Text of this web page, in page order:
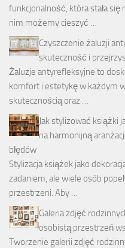
funkcjonalność, która stała
nim możemy cieszyć …
Czyszczenie żaluzji
skuteczność i
Żaluzje antyrefleksyjne to
komfort i estetykę w każdym
skutecznością oraz …
Jak stylizować książki
na harmonijną
błędów
Stylizacja książek jako
zadaniem, ale wiele osób
przestrzeni. Aby …
Galeria zdjęć
osobistą przestrzeń
Tworzenie galerii zdjęć